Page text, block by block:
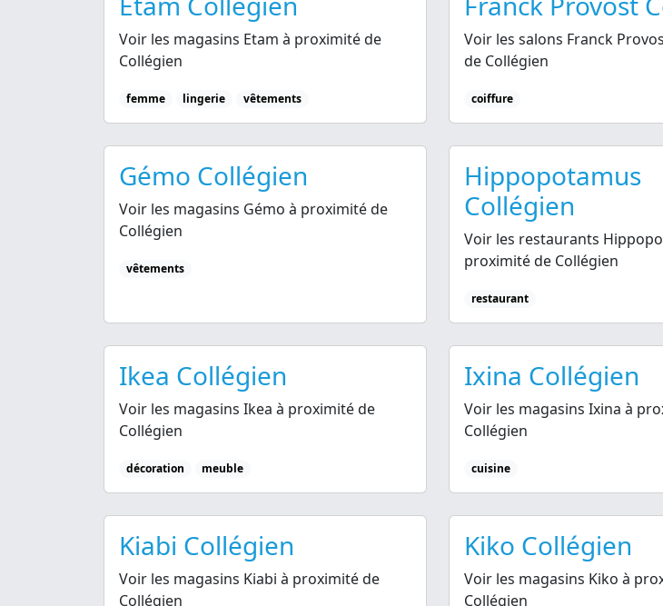
Voir les magasins Etam à proximité de
Collégien
femme lingerie vêtements
Voir les salons Franck
de Collégien
coiffure
Gémo Collégien
Voir les magasins Gémo à proximité de
Collégien
vêtements
Hippopotamus
Collégien
Voir les restaurants
proximité de Collégien
restaurant
Ikea Collégien
Voir les magasins Ikea à proximité de
Collégien
décoration meuble
Ixina Collégien
Voir les magasins Ixina à
Collégien
cuisine
Kiabi Collégien
Voir les magasins Kiabi à proximité de
Collégien
Kiko Collégien
Voir les magasins Kiko à
Collégien